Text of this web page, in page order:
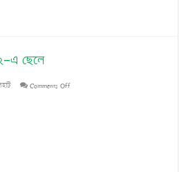
ছেলে
Comments Offon